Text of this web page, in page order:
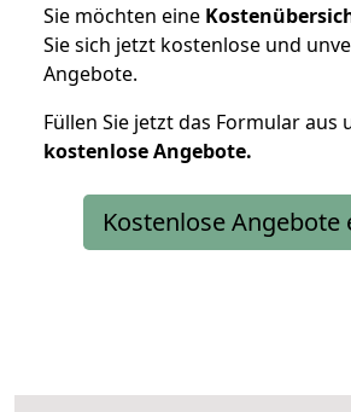
Sie möchten eine
Sie sich jetzt kostenlose und
Angebote.
Füllen Sie jetzt das Formular aus
kostenloseAngebote.
Kostenlose Angebote